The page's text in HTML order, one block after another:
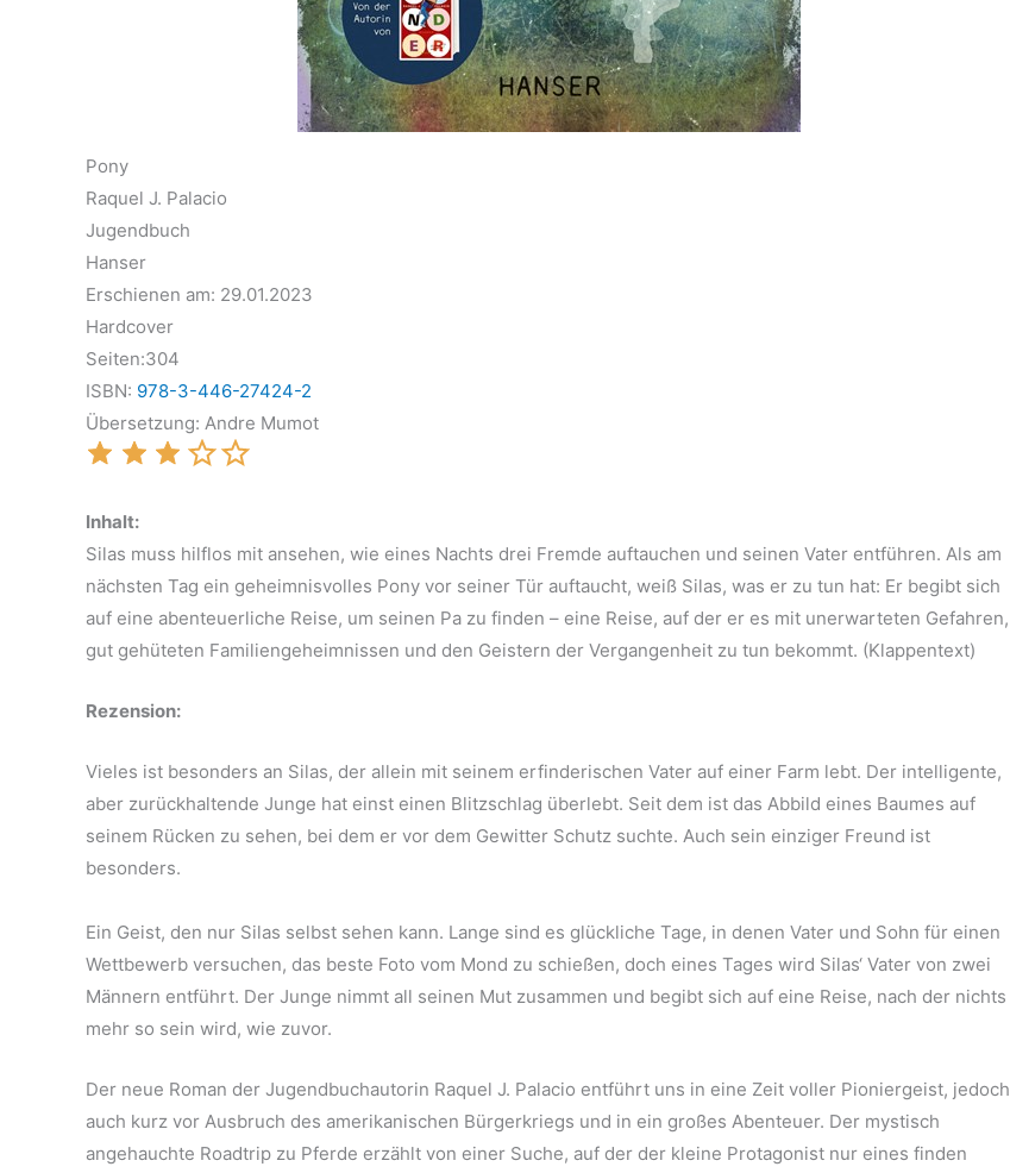
Pony
Raquel J. Palacio
Jugendbuch
Hanser
Erschienen am: 29.01.2023
Hardcover
Seiten:304
ISBN: 978-3-446-27424-2
Übersetzung: Andre Mumot
Inhalt:
Silas muss hilflos mit ansehen, wie eines Nachts drei Fremde auftauchen und seinen Vater entführen. Als am
nächsten Tag ein geheimnisvolles Pony vor seiner Tür auftaucht, weiß Silas, was er zu tun hat: Er begibt sich
auf eine abenteuerliche Reise, um seinen Pa zu finden – eine Reise, auf der er es mit unerwarteten Gefahren,
gut gehüteten Familiengeheimnissen und den Geistern der Vergangenheit zu tun bekommt. (Klappentext)
Rezension:
Vieles ist besonders an Silas, der allein mit seinem erfinderischen Vater auf einer Farm lebt. Der intelligente,
aber zurückhaltende Junge hat einst einen Blitzschlag überlebt. Seit dem ist das Abbild eines Baumes auf
seinem Rücken zu sehen, bei dem er vor dem Gewitter Schutz suchte. Auch sein einziger Freund ist
besonders.
Ein Geist, den nur Silas selbst sehen kann. Lange sind es glückliche Tage, in denen Vater und Sohn für einen
Wettbewerb versuchen, das beste Foto vom Mond zu schießen, doch eines Tages wird Silas‘ Vater von zwei
Männern entführt. Der Junge nimmt all seinen Mut zusammen und begibt sich auf eine Reise, nach der nichts
mehr so sein wird, wie zuvor.
Der neue Roman der Jugendbuchautorin Raquel J. Palacio entführt uns in eine Zeit voller Pioniergeist, jedoch
auch kurz vor Ausbruch des amerikanischen Bürgerkriegs und in ein großes Abenteuer. Der mystisch
angehauchte Roadtrip zu Pferde erzählt von einer Suche, auf der der kleine Protagonist nur eines finden